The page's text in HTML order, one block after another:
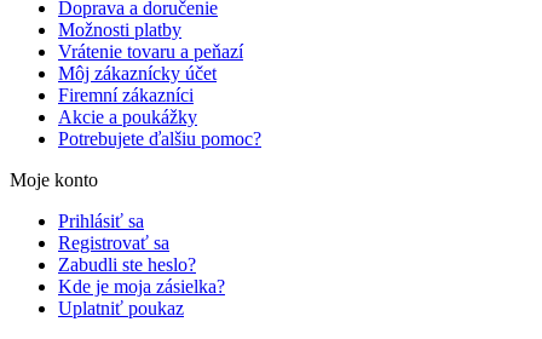
Doprava a doručenie
Možnosti platby
Vrátenie tovaru a peňazí
Môj zákaznícky účet
Firemní zákazníci
Akcie a poukážky
Potrebujete ďalšiu pomoc?
Moje konto
Prihlásiť sa
Registrovať sa
Zabudli ste heslo?
Kde je moja zásielka?
Uplatniť poukaz